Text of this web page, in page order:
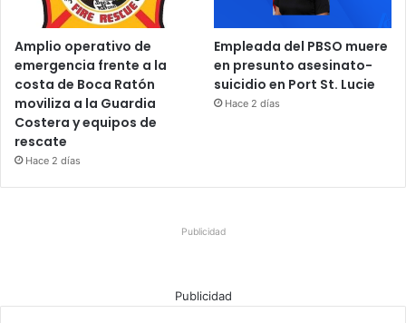
Amplio operativo de
emergencia frente a la
costa de Boca Ratón
moviliza a la Guardia
Costera y equipos de
rescate
Hace 2 días
Empleada del PBSO muere
en presunto asesinato-
suicidio en Port St. Lucie
Hace 2 días
Publicidad
Publicidad